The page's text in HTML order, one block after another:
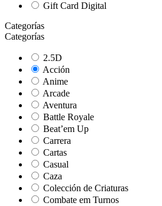
Gift Card Digital
Categorías
Categorías
2.5D
Acción
Anime
Arcade
Aventura
Battle Royale
Beat’em Up
Carrera
Cartas
Casual
Caza
Colección de Criaturas
Combate em Turnos